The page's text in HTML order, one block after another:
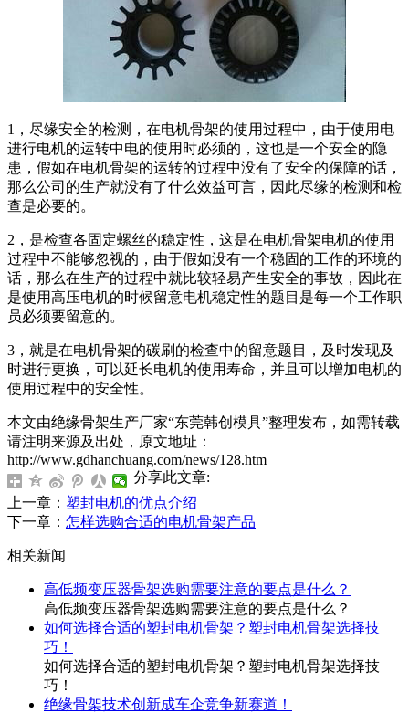
1，尽缘安全的检测，在电机骨架的使用过程中，由于使用电
进行电机的运转中电的使用时必须的，这也是一个安全的隐
患，假如在电机骨架的运转的过程中没有了安全的保障的话，
那么公司的生产就没有了什么效益可言，因此尽缘的检测和检
查是必要的。
2，是检查各固定螺丝的稳定性，这是在电机骨架电机的使用
过程中不能够忽视的，由于假如没有一个稳固的工作的环境的
话，那么在生产的过程中就比较轻易产生安全的事故，因此在
是使用高压电机的时候留意电机稳定性的题目是每一个工作职
员必须要留意的。
3，就是在电机骨架的碳刷的检查中的留意题目，及时发现及
时进行更换，可以延长电机的使用寿命，并且可以增加电机的
使用过程中的安全性。
本文由绝缘骨架生产厂家“东莞韩创模具”整理发布，如需转载
请注明来源及出处，原文地址：
http://www.gdhanchuang.com/news/128.htm
分享此文章:
上一章： 塑封电机的优点介绍
下一章： 怎样选购合适的电机骨架产品
相关新闻
高低频变压器骨架选购需要注意的要点是什么？
高低频变压器骨架选购需要注意的要点是什么？
如何选择合适的塑封电机骨架？塑封电机骨架选择技
巧！
如何选择合适的塑封电机骨架？塑封电机骨架选择技
巧！
绝缘骨架技术创新成车企竞争新赛道！